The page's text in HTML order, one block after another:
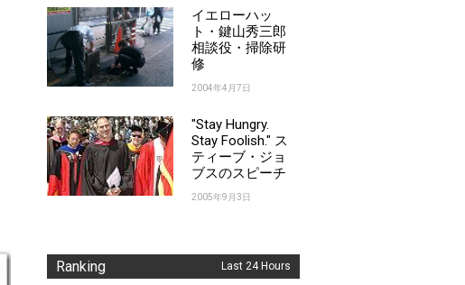
イエローハッ
ト・鍵山秀三郎
相談役・掃除研
修
2004年4月7日
"Stay Hungry.
Stay Foolish." ス
ティーブ・ジョ
ブスのスピーチ
2005年9月3日
Ranking Last 24 Hours